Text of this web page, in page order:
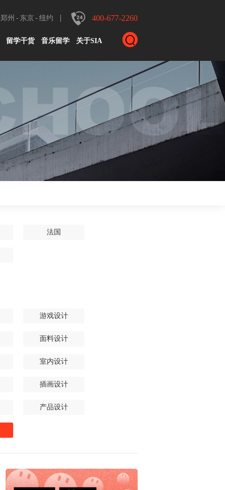
400-677-2260
郑州 东京 纽约
留学干货 音乐留学 关于SIA
法国
游戏设计
面料设计
室内设计
插画设计
产品设计